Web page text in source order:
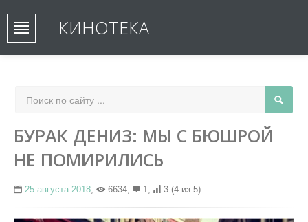
КИНОТЕКА
БУРАК ДЕНИЗ: МЫ С БЮШРОЙ
НЕ ПОМИРИЛИСЬ
25 августа 2018, 6634, 1, 3 (4 из 5)